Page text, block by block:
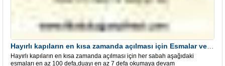
Hayırlı kapıların en kısa zamanda açılması için her sabah aşağıdaki
esmaları en az 100 defa,duayı en az 7 defa okumaya devam